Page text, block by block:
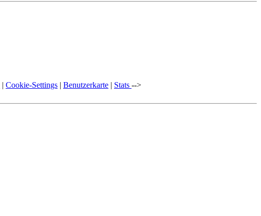
| Cookie-Settings | Benutzerkarte | Stats -->